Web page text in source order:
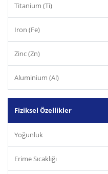
Titanium (Ti)
Iron (Fe)
Zinc (Zn)
Aluminium (Al)
Fiziksel Özellikler
Yoğunluk
Erime Sıcaklığı